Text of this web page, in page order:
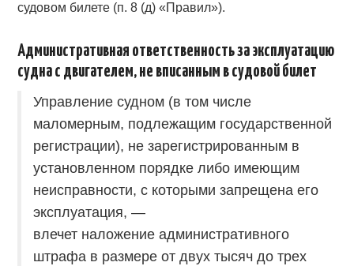
судовом билете (п. 8 (д) «Правил»).
Административная ответственность за эксплуатацию
судна с двигателем, не вписанным в судовой билет
Управление судном (в том числе
маломерным, подлежащим государственной
регистрации), не зарегистрированным в
установленном порядке либо имеющим
неисправности, с которыми запрещена его
эксплуатация, —
влечет наложение административного
штрафа в размере от двух тысяч до трех